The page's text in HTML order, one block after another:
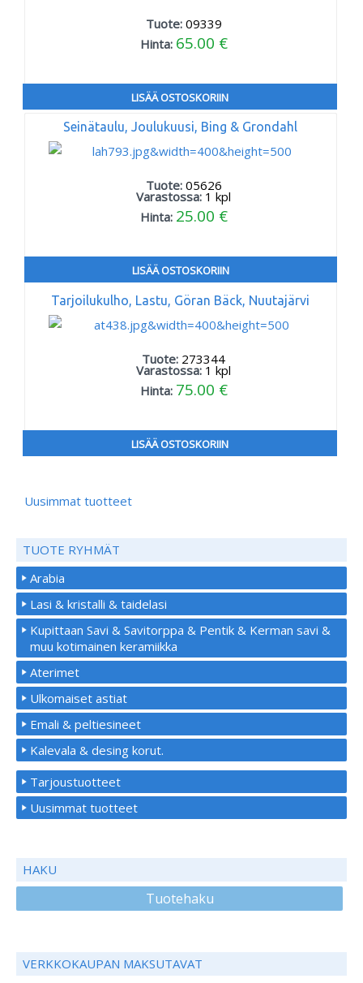
Tuote: 09339
Hinta: 65.00 €
LISÄÄ OSTOSKORIIN
Seinätaulu, Joulukuusi, Bing & Grondahl
Tuote: 05626
Varastossa: 1 kpl
Hinta: 25.00 €
LISÄÄ OSTOSKORIIN
Tarjoilukulho, Lastu, Göran Bäck, Nuutajärvi
Tuote: 273344
Varastossa: 1 kpl
Hinta: 75.00 €
LISÄÄ OSTOSKORIIN
Uusimmat tuotteet
TUOTE RYHMÄT
Arabia
Lasi & kristalli & taidelasi
Kupittaan Savi & Savitorppa & Pentik & Kerman savi &
muu kotimainen keramiikka
Aterimet
Ulkomaiset astiat
Emali & peltiesineet
Kalevala & desing korut.
Tarjoustuotteet
Uusimmat tuotteet
HAKU
Tuotehaku
VERKKOKAUPAN MAKSUTAVAT